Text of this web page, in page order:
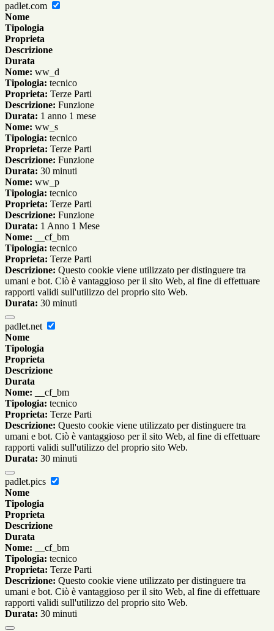
padlet.com
Nome
Tipologia
Proprieta
Descrizione
Durata
Nome: ww_d
Tipologia: tecnico
Proprieta: Terze Parti
Descrizione: Funzione
Durata: 1 anno 1 mese
Nome: ww_s
Tipologia: tecnico
Proprieta: Terze Parti
Descrizione: Funzione
Durata: 30 minuti
Nome: ww_p
Tipologia: tecnico
Proprieta: Terze Parti
Descrizione: Funzione
Durata: 1 Anno 1 Mese
Nome: __cf_bm
Tipologia: tecnico
Proprieta: Terze Parti
Descrizione: Questo cookie viene utilizzato per distinguere tra
umani e bot. Ciò è vantaggioso per il sito Web, al fine di effettuare
rapporti validi sull'utilizzo del proprio sito Web.
Durata: 30 minuti
padlet.net
Nome
Tipologia
Proprieta
Descrizione
Durata
Nome: __cf_bm
Tipologia: tecnico
Proprieta: Terze Parti
Descrizione: Questo cookie viene utilizzato per distinguere tra
umani e bot. Ciò è vantaggioso per il sito Web, al fine di effettuare
rapporti validi sull'utilizzo del proprio sito Web.
Durata: 30 minuti
padlet.pics
Nome
Tipologia
Proprieta
Descrizione
Durata
Nome: __cf_bm
Tipologia: tecnico
Proprieta: Terze Parti
Descrizione: Questo cookie viene utilizzato per distinguere tra
umani e bot. Ciò è vantaggioso per il sito Web, al fine di effettuare
rapporti validi sull'utilizzo del proprio sito Web.
Durata: 30 minuti